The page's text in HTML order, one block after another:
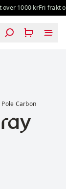
1000 krFri frakt
Carbon